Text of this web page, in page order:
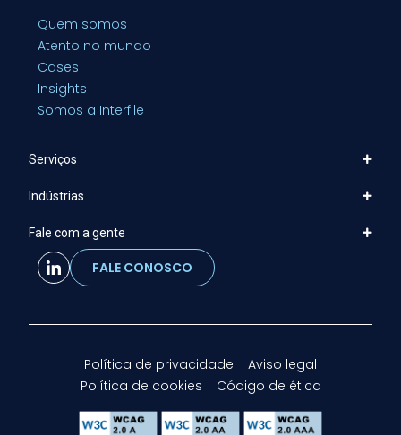
Quem somos
Atento no mundo
Cases
Insights
Somos a Interfile
Serviços
Indústrias
Fale com a gente
FALE CONOSCO
Política de privacidade
Aviso legal
Política de cookies
Código de ética